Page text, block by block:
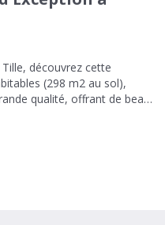
découvrez cette
(298 m2 au sol),
qualité, offrant de beaux
se compose au rez-de-